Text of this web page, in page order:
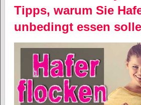
Tipps, warum Sie
unbedingt essen